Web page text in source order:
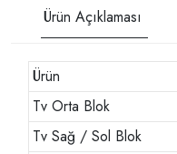
Ürün Açıklaması
Ürün
Tv Orta Blok
Tv Sağ / Sol Blok